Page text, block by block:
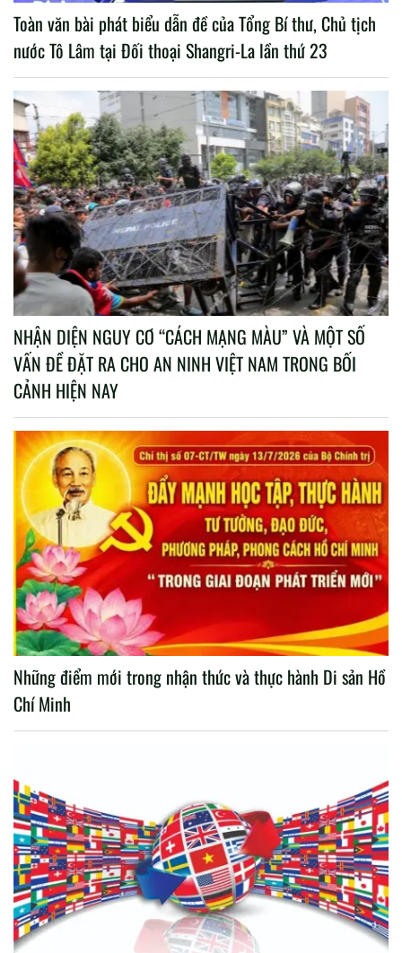
Toàn văn bài phát biểu dẫn đề của Tổng Bí thư, Chủ tịch
nước Tô Lâm tại Đối thoại Shangri-La lần thứ 23
NHẬN DIỆN NGUY CƠ “CÁCH MẠNG MÀU” VÀ MỘT SỐ
VẤN ĐỀ ĐẶT RA CHO AN NINH VIỆT NAM TRONG BỐI
CẢNH HIỆN NAY
Những điểm mới trong nhận thức và thực hành Di sản Hồ
Chí Minh